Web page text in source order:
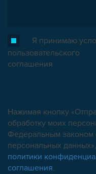
Я принимаю
пользовательского
соглашения
Нажимая кнопку
обработку моих
Федеральным
персональных
политики
соглашения.